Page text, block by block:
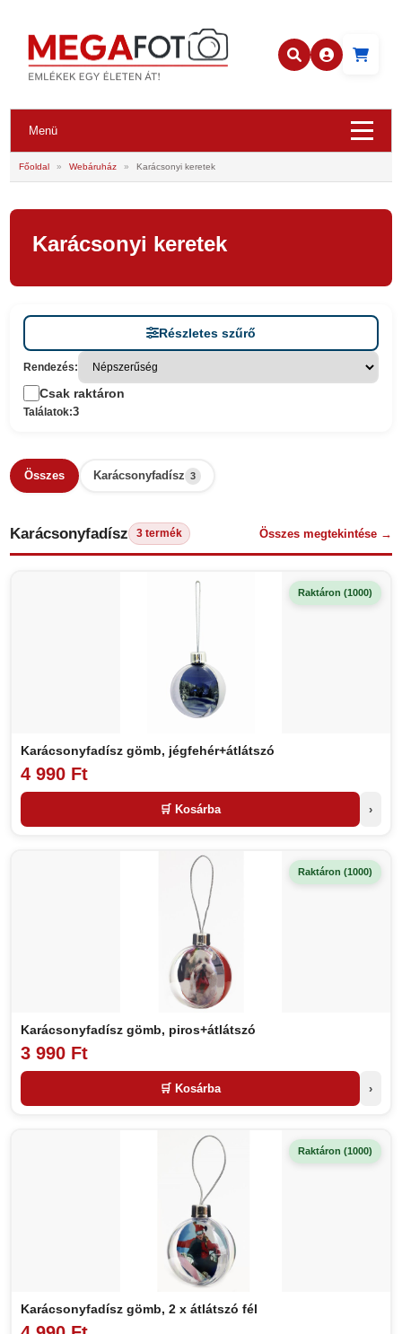
Menü
Főoldal » Webáruház » Karácsonyi keretek
Karácsonyi keretek
Részletes szűrő
Rendezés:
Csak raktáron
Találatok:3
Összes Karácsonyfadísz 3
Karácsonyfadísz 3 termék Összes megtekintése →
Raktáron (1000)
Karácsonyfadísz gömb, jégfehér+átlátszó
4 990 Ft
🛒 Kosárba ›
Raktáron (1000)
Karácsonyfadísz gömb, piros+átlátszó
3 990 Ft
🛒 Kosárba ›
Raktáron (1000)
Karácsonyfadísz gömb, 2 x átlátszó fél